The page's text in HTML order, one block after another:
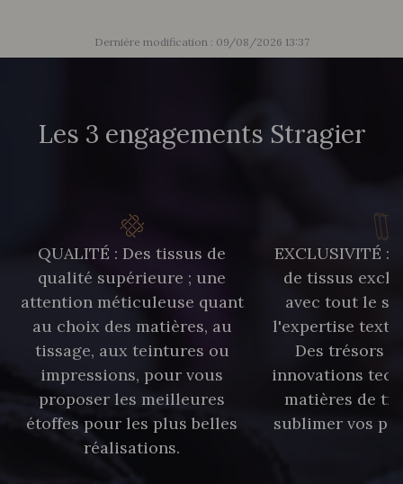
Dernière modification : 09/08/2026 13:37
Les 3 engagements Stragier
QUALITÉ : Des tissus de
qualité supérieure ; une
attention méticuleuse quant
au choix des matières, au
tissage, aux teintures ou
impressions, pour vous
proposer les meilleures
étoffes pour les plus belles
réalisations.
EXCLUSIVITÉ :
de tissus
avec tout le
l'expertise
Des trésors
innovations
matières de
sublimer vos